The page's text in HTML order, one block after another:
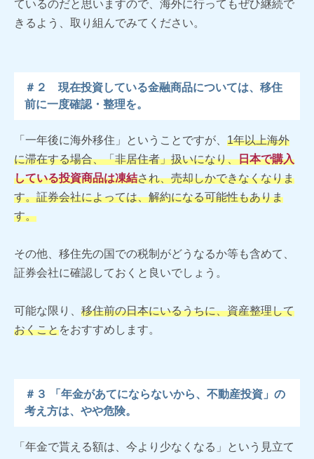
ているのだと思いますので、海外に行ってもぜひ継続で
きるよう、取り組んでみてください。
＃２ 現在投資している金融商品については、移住
前に一度確認・整理を。
「一年後に海外移住」ということですが、 1年以上海外
に滞在する場合、「非居住者」扱いになり、日本で購入
している投資商品は凍結され、売却しかできなくなりま
す。証券会社によっては、解約になる可能性もありま
す。
その他、移住先の国での税制がどうなるか等も含めて、
証券会社に確認しておくと良いでしょう。
可能な限り、 移住前の日本にいるうちに、資産整理して
おくことをおすすめします。
＃３ 「年金があてにならないから、不動産投資」の
考え方は、やや危険。
「年金で貰える額は、今より少なくなる」という見立て